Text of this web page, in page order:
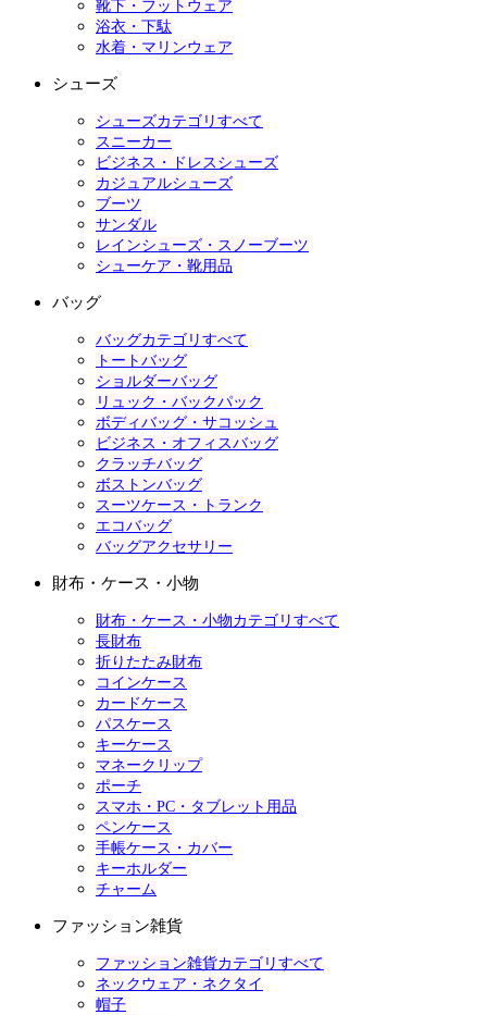
靴下・フットウェア
浴衣・下駄
水着・マリンウェア
シューズ
シューズカテゴリすべて
スニーカー
ビジネス・ドレスシューズ
カジュアルシューズ
ブーツ
サンダル
レインシューズ・スノーブーツ
シューケア・靴用品
バッグ
バッグカテゴリすべて
トートバッグ
ショルダーバッグ
リュック・バックパック
ボディバッグ・サコッシュ
ビジネス・オフィスバッグ
クラッチバッグ
ボストンバッグ
スーツケース・トランク
エコバッグ
バッグアクセサリー
財布・ケース・小物
財布・ケース・小物カテゴリすべて
長財布
折りたたみ財布
コインケース
カードケース
パスケース
キーケース
マネークリップ
ポーチ
スマホ・PC・タブレット用品
ペンケース
手帳ケース・カバー
キーホルダー
チャーム
ファッション雑貨
ファッション雑貨カテゴリすべて
ネックウェア・ネクタイ
帽子